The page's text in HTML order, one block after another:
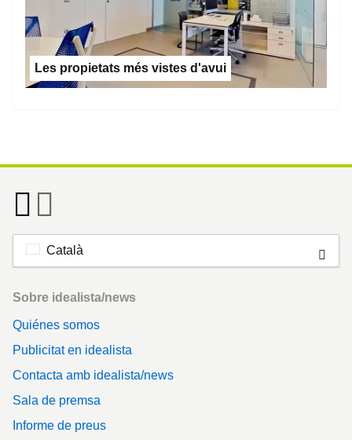
Les propietats més vistes d'avui
Català
Footer
Sobre idealista/news
Quiénes somos
Publicitat en idealista
Contacta amb idealista/news
Sala de premsa
Informe de preus